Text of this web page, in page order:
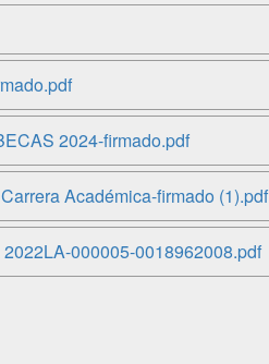
2024-firmado.pdf
Académica-firmado (1).pdf
000005-0018962008.pdf